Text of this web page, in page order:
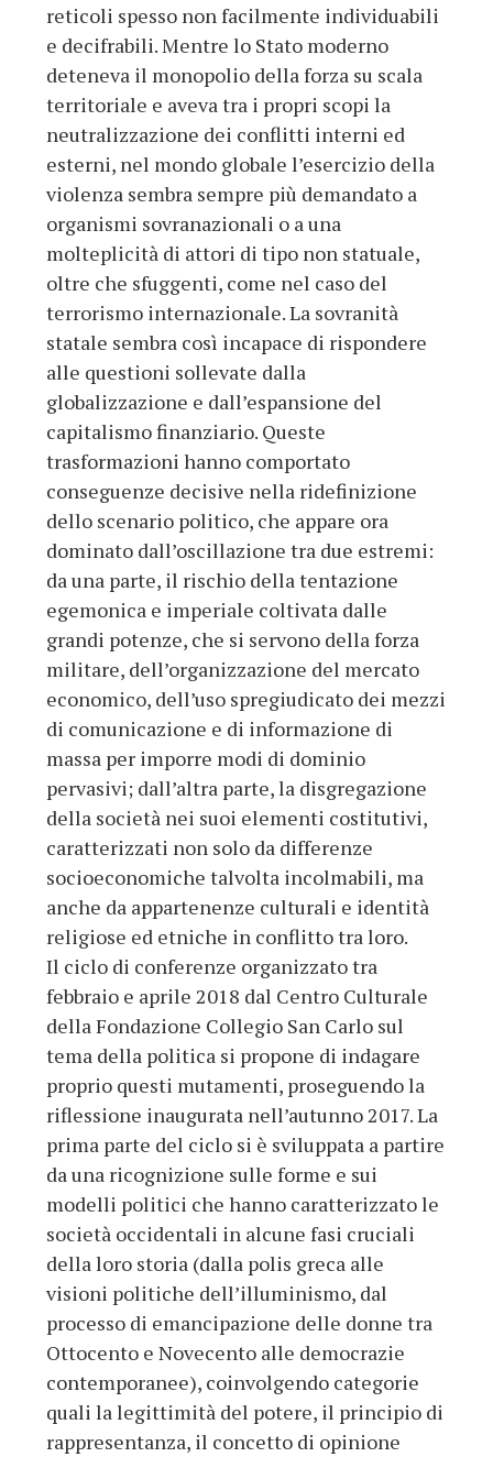
reticoli spesso non facilmente individuabili
e decifrabili. Mentre lo Stato moderno
deteneva il monopolio della forza su scala
territoriale e aveva tra i propri scopi la
neutralizzazione dei conflitti interni ed
esterni, nel mondo globale l’esercizio della
violenza sembra sempre più demandato a
organismi sovranazionali o a una
molteplicità di attori di tipo non statuale,
oltre che sfuggenti, come nel caso del
terrorismo internazionale. La sovranità
statale sembra così incapace di rispondere
alle questioni sollevate dalla
globalizzazione e dall’espansione del
capitalismo finanziario. Queste
trasformazioni hanno comportato
conseguenze decisive nella ridefinizione
dello scenario politico, che appare ora
dominato dall’oscillazione tra due estremi:
da una parte, il rischio della tentazione
egemonica e imperiale coltivata dalle
grandi potenze, che si servono della forza
militare, dell’organizzazione del mercato
economico, dell’uso spregiudicato dei mezzi
di comunicazione e di informazione di
massa per imporre modi di dominio
pervasivi; dall’altra parte, la disgregazione
della società nei suoi elementi costitutivi,
caratterizzati non solo da differenze
socioeconomiche talvolta incolmabili, ma
anche da appartenenze culturali e identità
religiose ed etniche in conflitto tra loro.
Il ciclo di conferenze organizzato tra
febbraio e aprile 2018 dal Centro Culturale
della Fondazione Collegio San Carlo sul
tema della politica si propone di indagare
proprio questi mutamenti, proseguendo la
riflessione inaugurata nell’autunno 2017. La
prima parte del ciclo si è sviluppata a partire
da una ricognizione sulle forme e sui
modelli politici che hanno caratterizzato le
società occidentali in alcune fasi cruciali
della loro storia (dalla polis greca alle
visioni politiche dell’illuminismo, dal
processo di emancipazione delle donne tra
Ottocento e Novecento alle democrazie
contemporanee), coinvolgendo categorie
quali la legittimità del potere, il principio di
rappresentanza, il concetto di opinione